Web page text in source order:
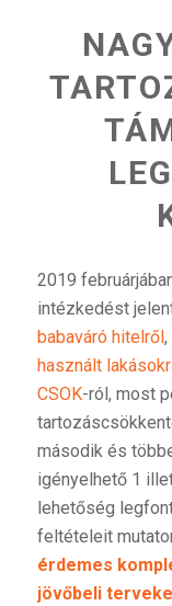
2019
intézkedést
babaváró hitelről ,
használt
CSOK-ról, most
második és
igényelhető 1
lehetőség
feltételeit
érdemes
jövőbeli